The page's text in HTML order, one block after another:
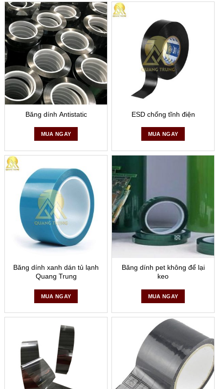
Băng dính Antistatic
MUA NGAY
ESD chống tĩnh điện
MUA NGAY
Băng dính xanh dán tủ lạnh
Quang Trung
MUA NGAY
Băng dính pet không để lại
keo
MUA NGAY